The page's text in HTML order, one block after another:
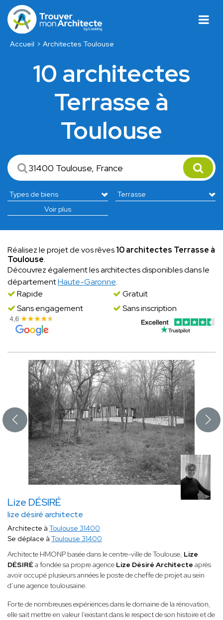
Accueil Architectes Toulouse
10 architectes
Terrasse à
Toulouse
Voir plus
Réalisez le projet de vos rêves10 architectes Terrasse à
Toulouse.
Découvrez également les architectes disponibles dans le
départementHaute-Garonne.
Rapide
Gratuit
Sans engagement
Sans inscription
Lize DÉSIRÉ
lize désiré architecte
Architecte à Toulouse 31400
Se déplace à Toulouse 31400
Architecte HMONP basée dans le centre-ville de Toulouse, Lize
DÉSIRÉa fondée sa propre agence Lize Désiré Architecte après
avoir occupé plusieurs années le poste de cheffe de projet au sein
d’une agence toulousaine.
Forte de nombreuses expériences dans le domaine de la rénovation,
elle sait mettre en valeur l’existant dans le respect de son histoire et de